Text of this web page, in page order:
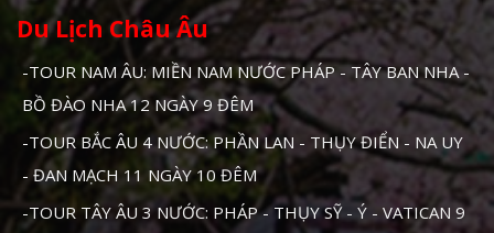
Du Lịch Châu Âu
-TOUR NAM ÂU: MIỀN NAM NƯỚC PHÁP - TÂY BAN NHA -
BỒ ĐÀO NHA 12 NGÀY 9 ĐÊM
-TOUR BẮC ÂU 4 NƯỚC: PHẦN LAN - THỤY ĐIỂN - NA UY
- ĐAN MẠCH 11 NGÀY 10 ĐÊM
-TOUR TÂY ÂU 3 NƯỚC: PHÁP - THỤY SỸ - Ý - VATICAN 9